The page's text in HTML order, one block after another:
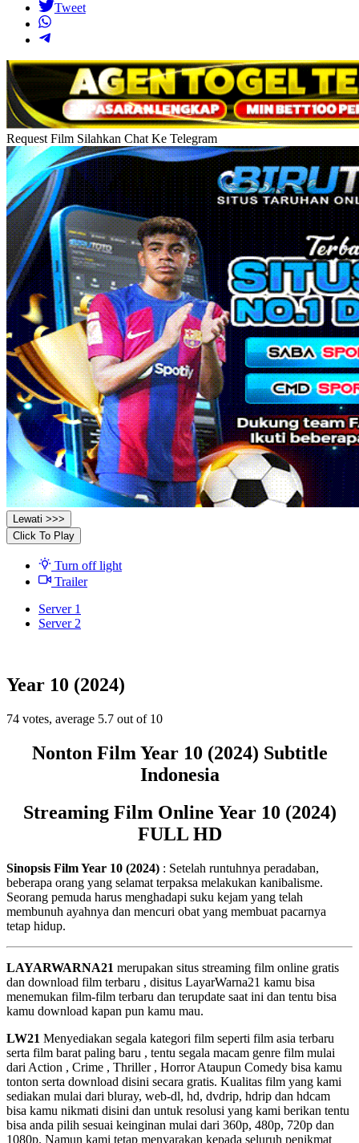
Tweet
Request Film Silahkan Chat Ke Telegram
Lewati >>>
Click To Play
Turn off light
Trailer
Server 1
Server 2
Year 10 (2024)
74 votes, average 5.7 out of 10
Nonton Film Year 10 (2024) Subtitle
Indonesia
Streaming Film Online Year 10 (2024)
FULL HD
Sinopsis Film Year 10 (2024) : Setelah runtuhnya peradaban,
beberapa orang yang selamat terpaksa melakukan kanibalisme.
Seorang pemuda harus menghadapi suku kejam yang telah
membunuh ayahnya dan mencuri obat yang membuat pacarnya
tetap hidup.
LAYARWARNA21 merupakan situs streaming film online gratis
dan download film terbaru , disitus LayarWarna21 kamu bisa
menemukan film-film terbaru dan terupdate saat ini dan tentu bisa
kamu download kapan pun kamu mau.
LW21 Menyediakan segala kategori film seperti film asia terbaru
serta film barat paling baru , tentu segala macam genre film mulai
dari Action , Crime , Thriller , Horror Ataupun Comedy bisa kamu
tonton serta download disini secara gratis. Kualitas film yang kami
sediakan mulai dari bluray, web-dl, hd, dvdrip, hdrip dan hdcam
bisa kamu nikmati disini dan untuk resolusi yang kami berikan tentu
bisa anda pilih sesuai keinginan mulai dari 360p, 480p, 720p dan
1080p. Namun kami tetap menyarakan kepada seluruh penikmat